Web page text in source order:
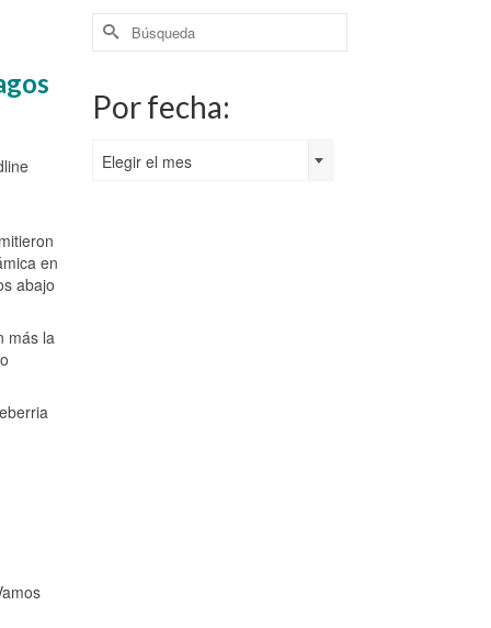
en
abajo
más la
Buscar
por:
Por fecha:
fecha:
Elegir el mes